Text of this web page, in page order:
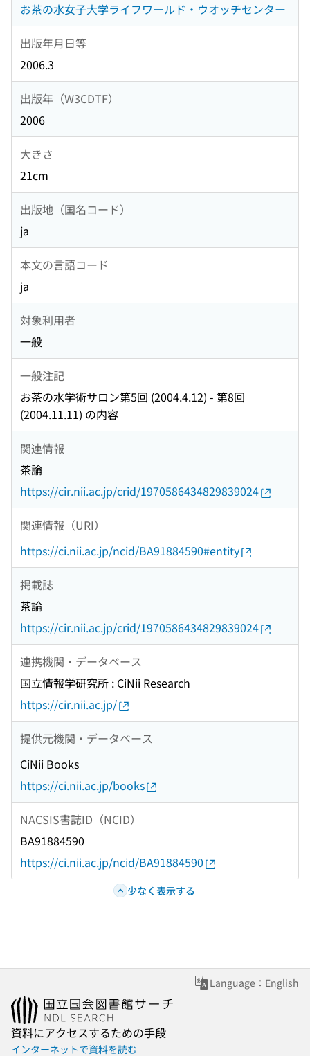
お茶の水女子大学ライフワールド・ウオッチセンター
出版年月日等
2006.3
出版年（W3CDTF）
2006
大きさ
21cm
出版地（国名コード）
ja
本文の言語コード
ja
対象利用者
一般
一般注記
お茶の水学術サロン第5回 (2004.4.12) - 第8回
(2004.11.11) の内容
関連情報
茶論
https://cir.nii.ac.jp/crid/1970586434829839024
関連情報（URI）
https://ci.nii.ac.jp/ncid/BA91884590#entity
掲載誌
茶論
https://cir.nii.ac.jp/crid/1970586434829839024
連携機関・データベース
国立情報学研究所 : CiNii Research
https://cir.nii.ac.jp/
提供元機関・データベース
CiNii Books
https://ci.nii.ac.jp/books
NACSIS書誌ID（NCID）
BA91884590
https://ci.nii.ac.jp/ncid/BA91884590
少なく表示する
Language：English
資料にアクセスするための手段
インターネットで資料を読む